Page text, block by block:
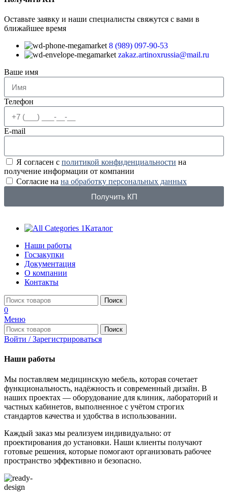
Оставьте заявку и наши специалисты свяжутся с вами в
ближайшее время
8 (989) 097-90-53
zakaz.artinoxrussia@mail.ru
Ваше имя
Телефон
E-mail
Я согласен с политикой конфиденциальности на
получение информации от компании
Согласие на на обработку персональных данных
Получить КП
Каталог
Наши работы
Госзакупки
Документация
О компании
Контакты
Поиск
0
Меню
Поиск
Войти / Зарегистрироваться
Наши работы
Мы поставляем медицинскую мебель, которая сочетает
функциональность, надёжность и современный дизайн. В
наших проектах — оборудование для клиник, лабораторий и
частных кабинетов, выполненное с учётом строгих
стандартов качества и удобства в использовании.
Каждый заказ мы реализуем индивидуально: от
проектирования до установки. Наши клиенты получают
готовые решения, которые помогают организовать рабочее
пространство эффективно и безопасно.